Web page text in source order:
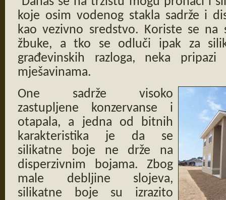
koje osim vodenog stakla sadrže i
kao vezivno sredstvo. Koriste se na
žbuke, a tko se odluči ipak za
građevinskih razloga, neka
mješavinama.
One sadrže visoko
zastupljene konzervanse i
otapala, a jedna od bitnih
karakteristika je da se
silikatne boje ne drže na
disperzivnim bojama. Zbog
male debljine slojeva,
silikatne boje su izrazito